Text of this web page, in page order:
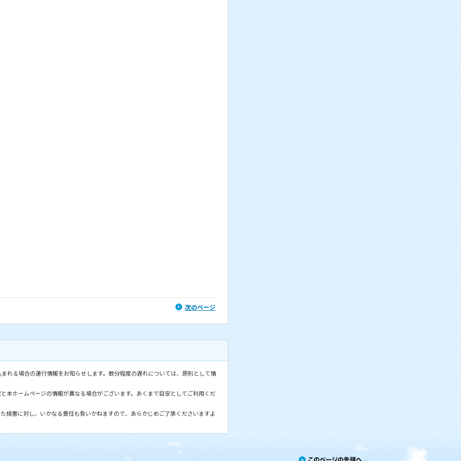
次のページ
れる場合の運行情報をお知らせします。数分程度の遅れについては、原則として情
本ホームページの情報が異なる場合がございます。あくまで目安としてご利用くだ
損害に対し、いかなる責任も負いかねますので、あらかじめご了承くださいますよ